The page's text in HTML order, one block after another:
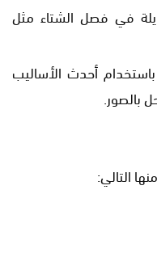
في فصل الشتاء مثل
باستخدام أحدث الأساليب
بالصور.
التالي: